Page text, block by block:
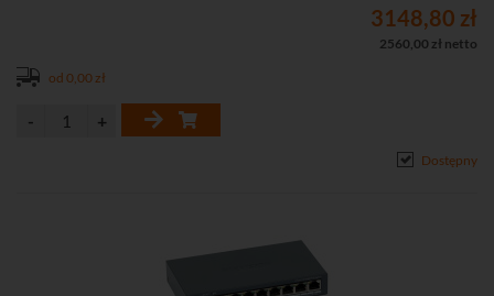
3148,80 zł
2560,00 zł netto
od 0,00 zł
Dostępny